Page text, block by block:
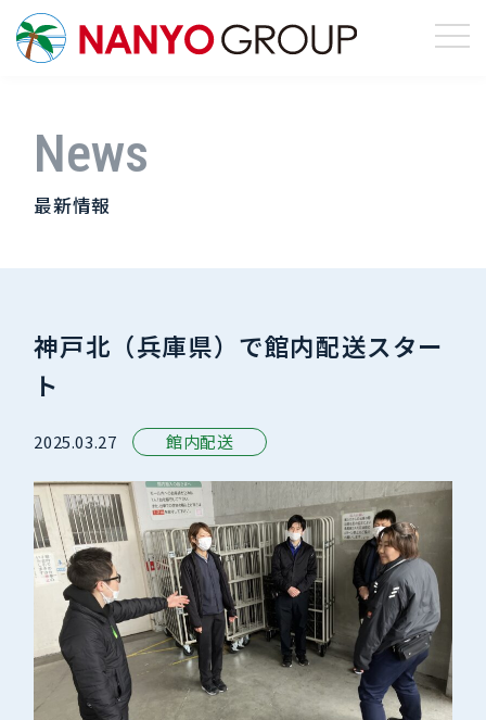
News
最新情報
神戸北（兵庫県）で館内配送スター
ト
2025.03.27 館内配送